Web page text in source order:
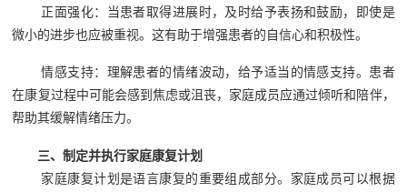
正面强化：当患者取得进展时，及时给予表扬和鼓励，即使是
微小的进步也应被重视。这有助于增强患者的自信心和积极性。
情感支持：理解患者的情绪波动，给予适当的情感支持。患者
在康复过程中可能会感到焦虑或沮丧，家庭成员应通过倾听和陪伴，
帮助其缓解情绪压力。
三、制定并执行家庭康复计划
家庭康复计划是语言康复的重要组成部分。家庭成员可以根据